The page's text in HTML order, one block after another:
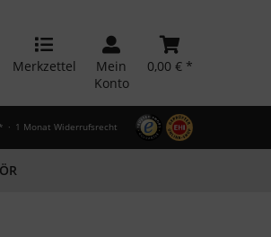
Merkzettel
Mein
Konto
0,00 € *
1 Monat Widerrufsrecht